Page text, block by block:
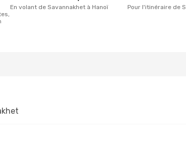
En volant de Savannakhet à Hanoï Pour l'itinéraire de